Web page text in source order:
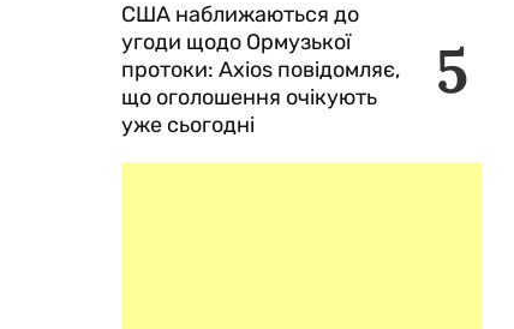
5
США наближаються до
угоди щодо Ормузької
протоки: Axios повідомляє,
що оголошення очікують
уже сьогодні